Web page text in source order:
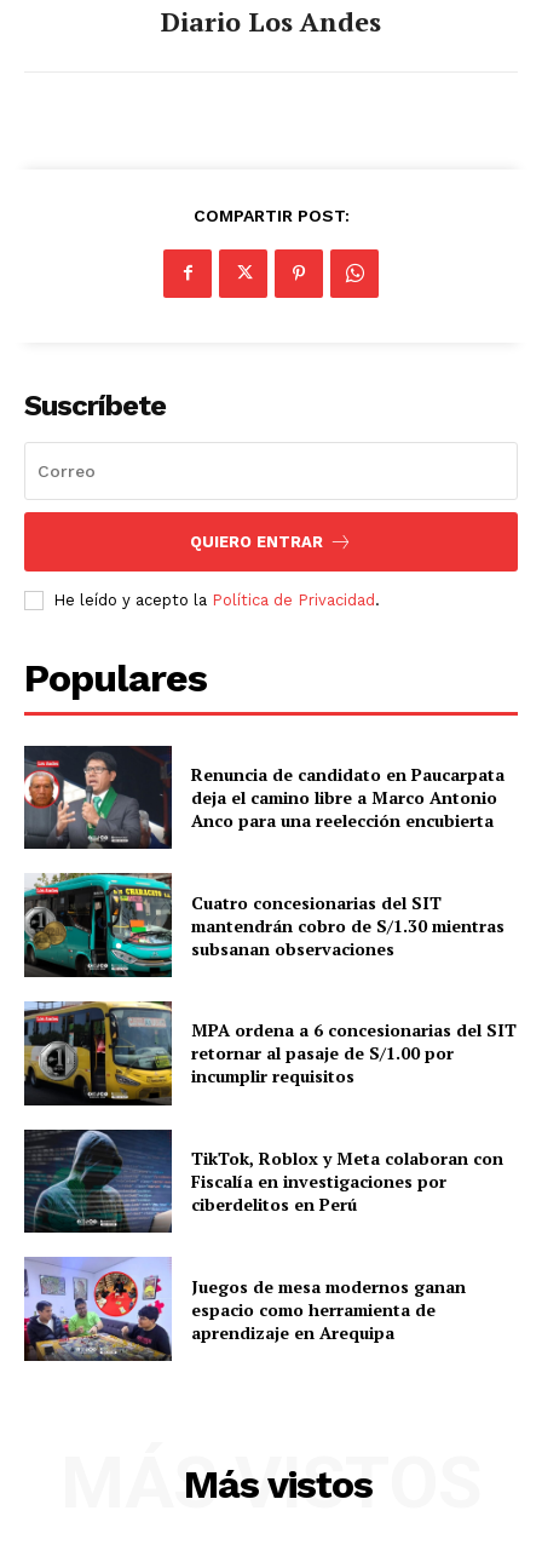
Diario Los Andes
COMPARTIR POST:
Suscríbete
QUIERO ENTRAR
He leído y acepto la Política de Privacidad.
Populares
Renuncia de candidato en Paucarpata
deja el camino libre a Marco Antonio
Anco para una reelección encubierta
Cuatro concesionarias del SIT
mantendrán cobro de S/1.30 mientras
subsanan observaciones
MPA ordena a 6 concesionarias del SIT
retornar al pasaje de S/1.00 por
incumplir requisitos
TikTok, Roblox y Meta colaboran con
Fiscalía en investigaciones por
ciberdelitos en Perú
Juegos de mesa modernos ganan
espacio como herramienta de
aprendizaje en Arequipa
Más vistos
MÁS VISTOS